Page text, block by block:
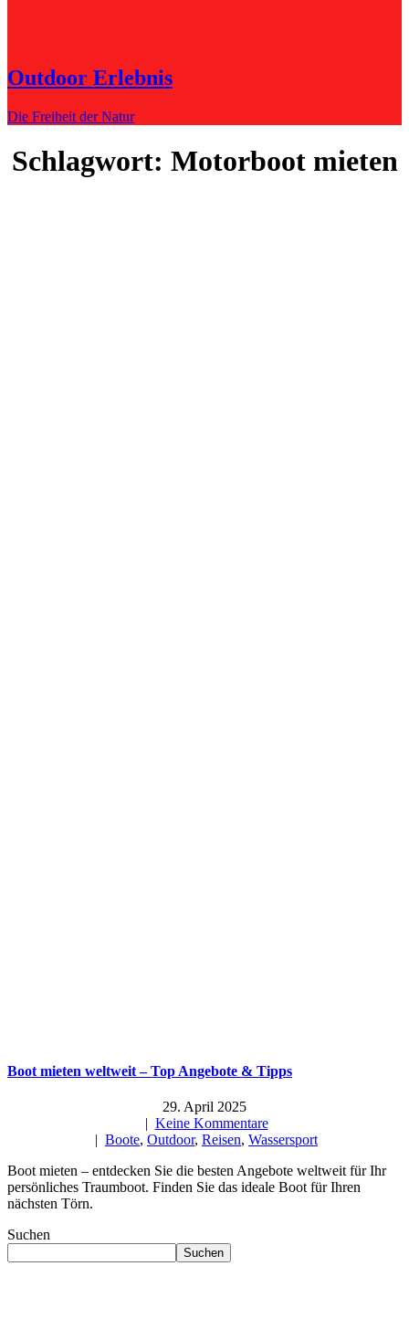
Outdoor Erlebnis
Die Freiheit der Natur
Schlagwort: Motorboot mieten
Boot mieten weltweit – Top Angebote & Tipps
29. April 2025
| Keine Kommentare
| Boote, Outdoor, Reisen, Wassersport
Boot mieten – entdecken Sie die besten Angebote weltweit für Ihr
persönliches Traumboot. Finden Sie das ideale Boot für Ihren
nächsten Törn.
Suchen
Suchen